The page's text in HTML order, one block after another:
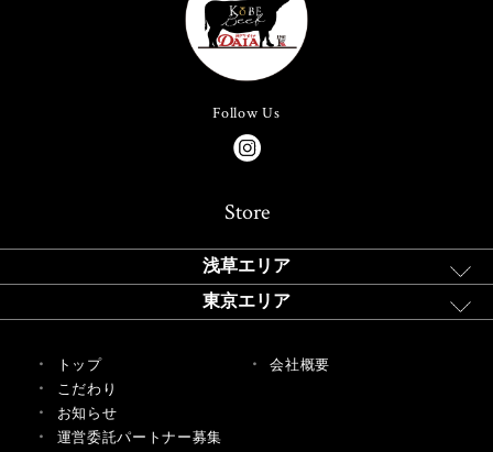
Follow Us
Store
浅草エリア
東京エリア
トップ
こだわり
お知らせ
運営委託パートナー募集
会社概要